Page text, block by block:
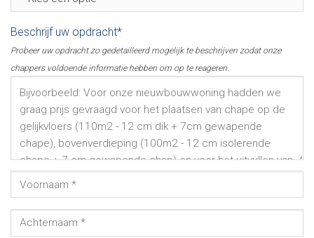
Beschrijf uw opdracht*
Probeer uw opdracht zo gedetailleerd mogelijk te beschrijven zodat onze
chappers voldoende informatie hebben om op te reageren.